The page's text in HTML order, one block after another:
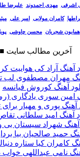
اشرفی مهدی احمدوند علیرضا
کامران مولایی امیر علی
همایون شجریان محسن چاوشی
■ آخرین مطالب سایت
آهنگ آراد کی هواییت
مهران مصطفوی لب
آهنگ کوروش فیانسه
امین سوری یادگاری
آهنگ پوری و مهیار برای
آهنگ امید سلطانی
آهنگ شهراد سیستان بی
حمید صالحیان بیا
کامران کیا ستاره
نامی عبداللهی خواب